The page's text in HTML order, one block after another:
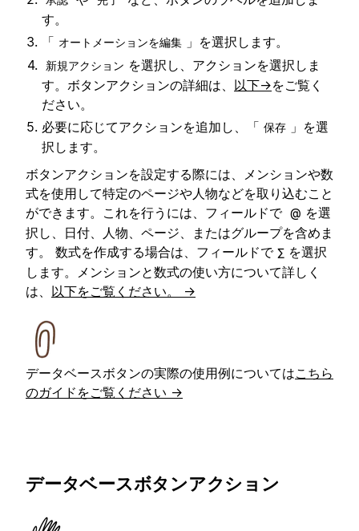
す。
「 オートメーションを編集 」を選択します。
新規アクション を選択し、アクションを選択しま
す。ボタンアクションの詳細は、 以下→をご覧く
ださい。
必要に応じてアクションを追加し、「 保存 」を選
択します。
ボタンアクションを設定する際には、メンションや数
式を使用して特定のページや人物などを取り込むこと
ができます。これを行うには、フィールドで @ を選
択し、日付、人物、ページ、またはグループを含めま
す。 数式を作成する場合は、フィールドで ∑ を選択
します。メンションと数式の使い方について詳しく
は、 以下をご覧ください。 →
データベースボタンの実際の使用例についてはこちら
のガイドをご覧ください →
データベースボタンアクション